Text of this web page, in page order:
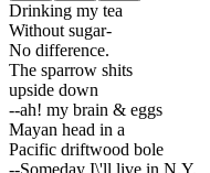
Drinking my tea
Without sugar-
No difference.
The sparrow shits
upside down
--ah! my brain & eggs
Mayan head in a
Pacific driftwood bole